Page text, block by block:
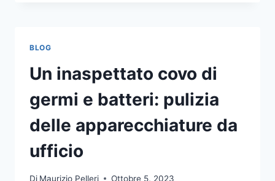
BLOG
Un inaspettato covo di
germi e batteri: pulizia
delle apparecchiature da
ufficio
Di Maurizio Pelleri Ottobre 5, 2023